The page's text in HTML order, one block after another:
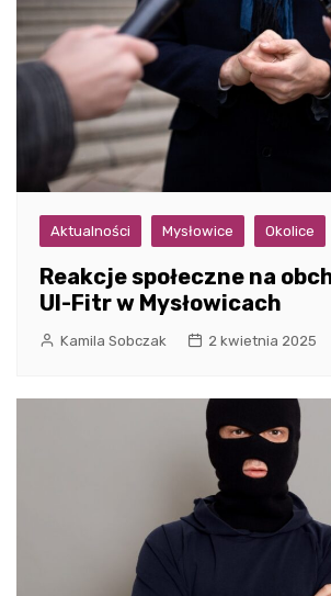
Aktualności Mysłowice Okolice
Reakcje społeczne na
Ul-Fitr w Mysłowicach
Kamila Sobczak 2 kwietnia 2025